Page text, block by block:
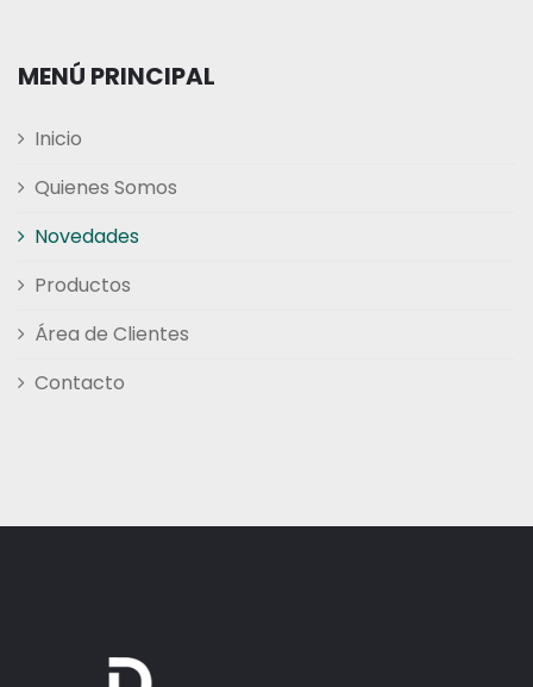
MENÚ PRINCIPAL
Inicio
Quienes Somos
Novedades
Productos
Área de Clientes
Contacto